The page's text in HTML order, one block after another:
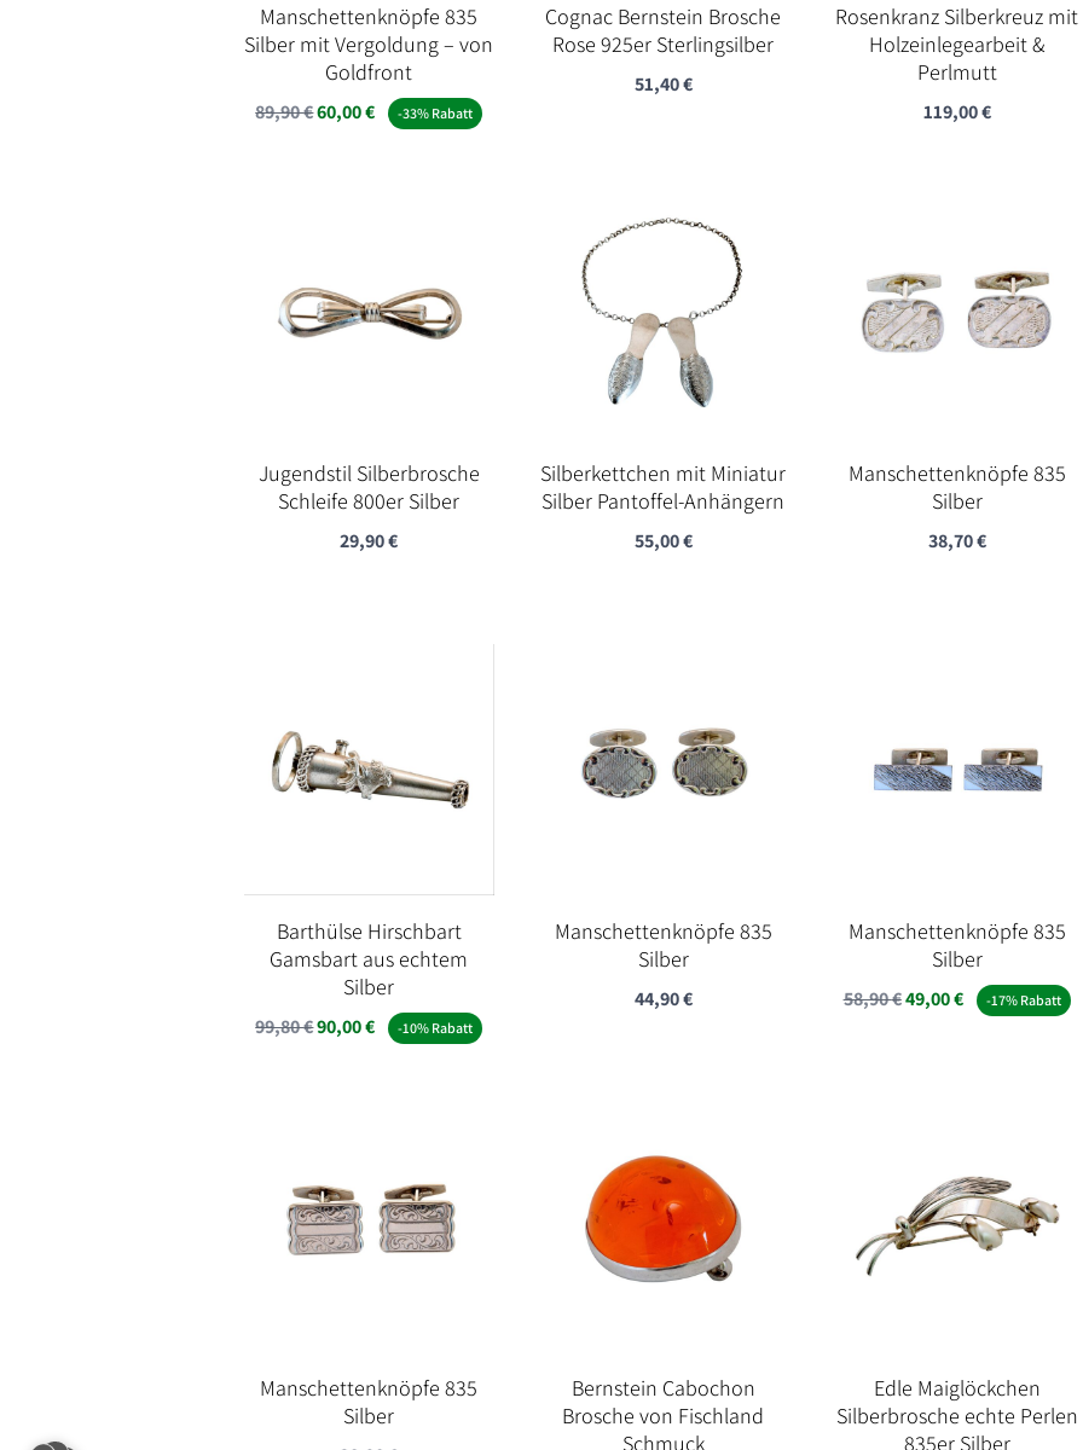
Manschettenknöpfe 835
Silber mit Vergoldung – von
Goldfront
89,90€Ursprünglicher
60,00€Aktueller
-33% Rabatt
Cognac Bernstein Brosche
Rose 925er Sterlingsilber
51,40€
Rosenkranz Silberkreuz mit
Holzeinlegearbeit &
Perlmutt
119,00€
Jugendstil Silberbrosche
Schleife 800er Silber
29,90€
Silberkettchen mit Miniatur
Silber Pantoffel-Anhängern
55,00€
Manschettenknöpfe 835
Silber
38,70€
Barthülse Hirschbart
Gamsbart aus echtem
Silber
99,80€Ursprünglicher
90,00€Aktueller
-10% Rabatt
Manschettenknöpfe 835
Silber
44,90€
Manschettenknöpfe 835
Silber
58,90€Ursprünglicher
49,00€Aktueller
-17% Rabatt
Manschettenknöpfe 835
Silber
Bernstein Cabochon
Brosche von Fischland
Schmuck
Edle Maiglöckchen
Silberbrosche echte Perlen
835er Silber